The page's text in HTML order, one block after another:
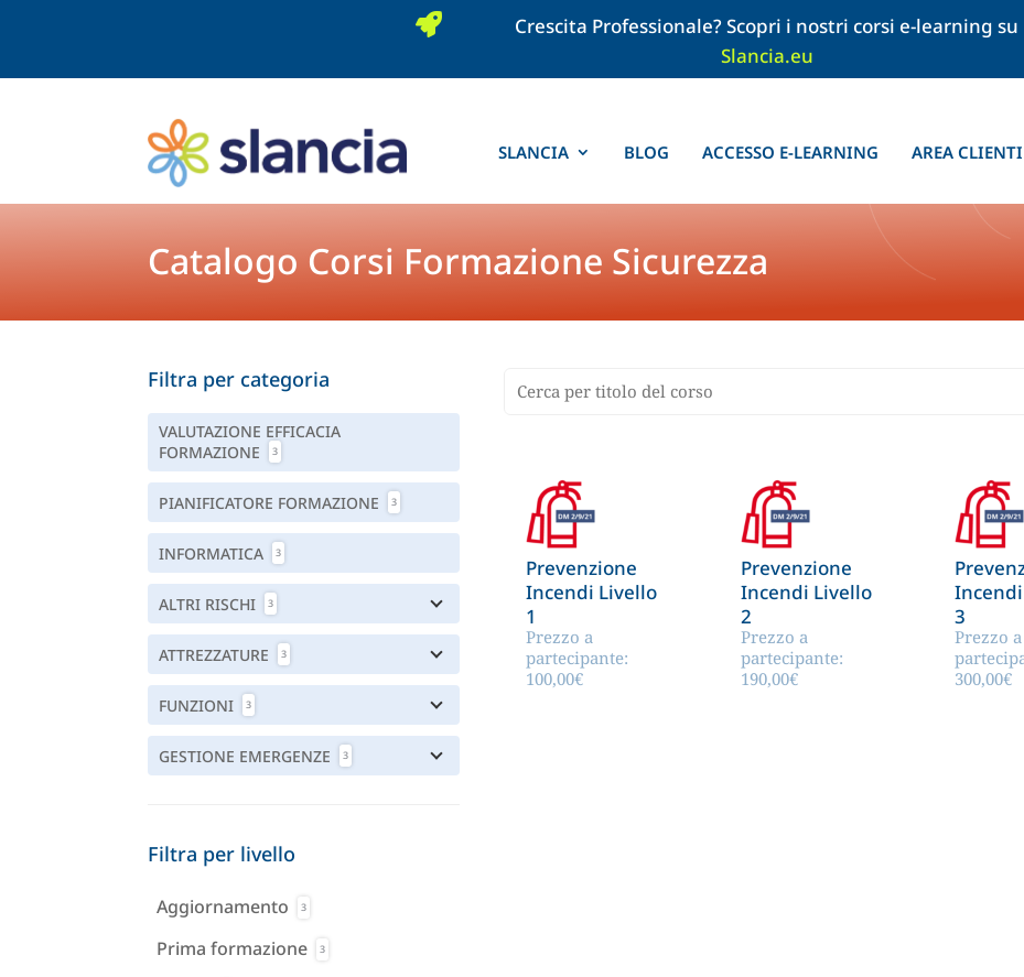

Crescita Professionale? Scopri i nostri corsi e-learning su
Slancia.eu
SLANCIA BLOG ACCESSO E-LEARNING AREA CLIENTI
Catalogo Corsi Formazione Sicurezza
Filtra per categoria
VALUTAZIONE EFFICACIA
FORMAZIONE
3
PIANIFICATORE FORMAZIONE 3
INFORMATICA 3
ALTRI RISCHI 3
ATTREZZATURE 3
FUNZIONI 3
GESTIONE EMERGENZE 3
Filtra per livello
Aggiornamento 3
Prima formazione 3
Prevenzione
Incendi Livello
1
Prezzo a
partecipante:
100,00€
Prevenzione
Incendi Livello
2
Prezzo a
partecipante:
190,00€
3
Prezzo a
300,00€